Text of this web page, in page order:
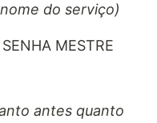
do serviço)
MESTRE
antes quanto